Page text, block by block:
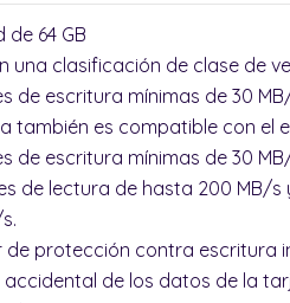
64 GB
una clasificación de clase de
de escritura mínimas de 30
también es compatible con el
de escritura mínimas de 30
de lectura de hasta 200 MB/
de protección contra
de los datos de la